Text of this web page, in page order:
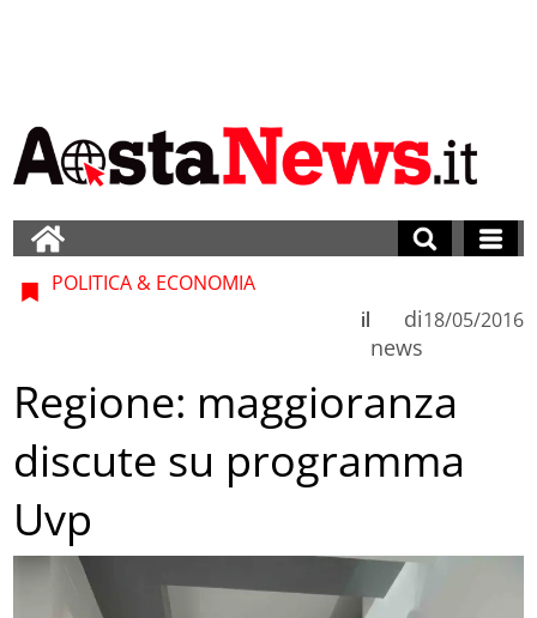
POLITICA & ECONOMIA
di
news
il 18/05/2016
Regione: maggioranza
discute su programma
Uvp